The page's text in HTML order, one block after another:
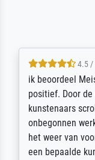
5 / 5
Die
getrübt, dass
angegebenen
eine
Ehefrau sein
auch Geburtstag